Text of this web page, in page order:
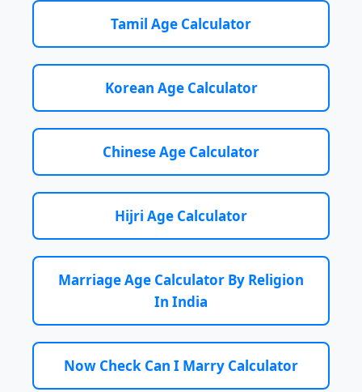
Tamil Age Calculator
Korean Age Calculator
Chinese Age Calculator
Hijri Age Calculator
Marriage Age Calculator By Religion
In India
Now Check Can I Marry Calculator